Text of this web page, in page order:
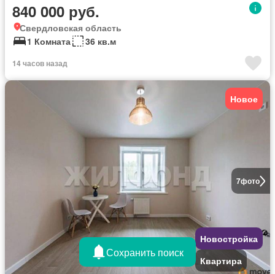
840 000 руб.
Свердловская область
1 Комната
36 кв.м
14 часов назад
7фото
Новое
Новостройка
Квартира
Сохранить поиск